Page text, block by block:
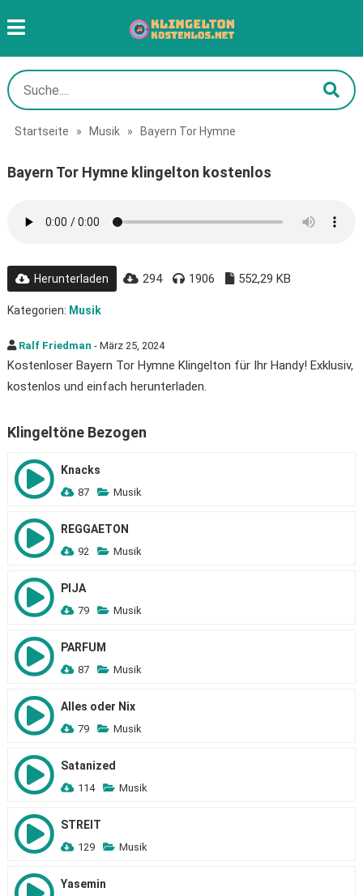
Startseite » Musik » Bayern Tor Hymne
Bayern Tor Hymne klingelton kostenlos
Herunterladen 294 1906 552,29 KB
Kategorien: Musik
Ralf Friedman - März 25, 2024
Kostenloser Bayern Tor Hymne Klingelton für Ihr Handy! Exklusiv,
kostenlos und einfach herunterladen.
Klingeltöne Bezogen
Knacks
87 Musik
REGGAETON
92 Musik
PIJA
79 Musik
PARFUM
87 Musik
Alles oder Nix
79 Musik
Satanized
114 Musik
STREIT
129 Musik
Yasemin